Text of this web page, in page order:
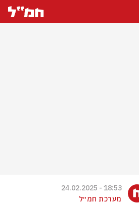
18:53 - 24.02.2025
מערכת חמ״ל